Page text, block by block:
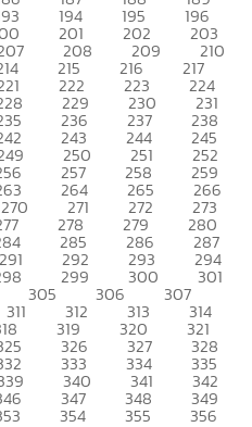
194 195 196
201 202 203
208 209 210
215 216 217
222 223 224
229 230 231
236 237 238
243 244 245
250 251 252
257 258 259
264 265 266
270 271 272 273
278 279 280
285 286 287
291 292 293 294
299 300 301
305 306 307
311 312 313 314
319 320 321
326 327 328
333 334 335
340 341 342
347 348 349
354 355 356